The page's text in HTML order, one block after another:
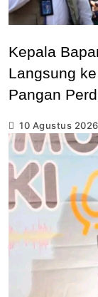
Kepala
Langsung
Pangan
10 Agustus 2026